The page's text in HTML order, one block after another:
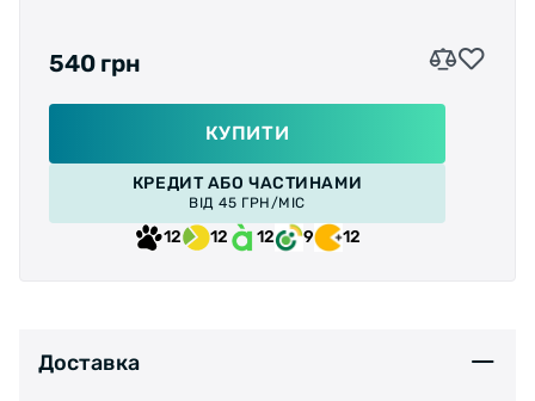
Характеристики:
Діаметр: 160мм (задній);
(FM/PM);
540 грн
КУПИТИ
КРЕДИТ АБО ЧАСТИНАМИ
ВІД 45 ГРН/МІС
12 12 12 9 12
Доставка